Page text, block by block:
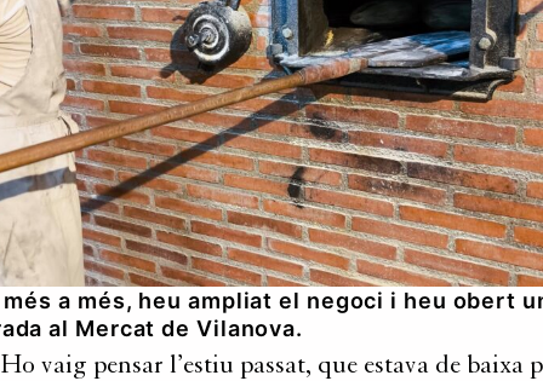
més a més, heu ampliat el negoci i heu obert
al Mercat de Vilanova.
vaig pensar l’estiu passat, que estava de baixa